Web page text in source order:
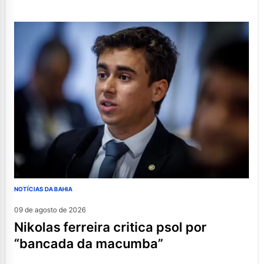
NOTÍCIAS DA BAHIA
09 de agosto de 2026
nikolas ferreira critica psol por
“bancada da macumba”